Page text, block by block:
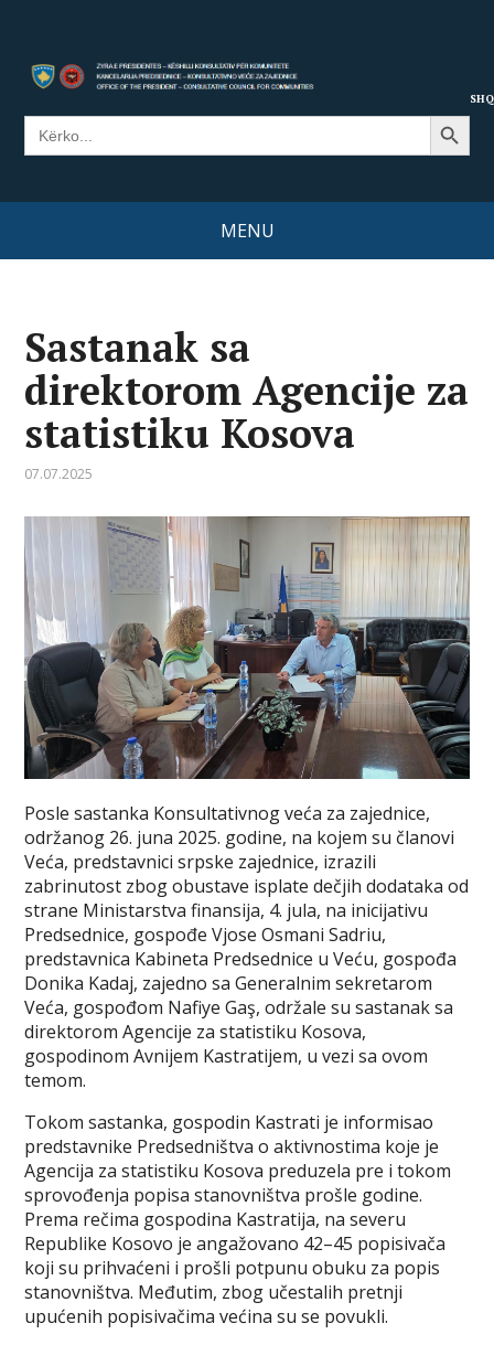
Search
for:
Search Button
MENU
Sastanak sa
direktorom Agencije za
statistiku Kosova
07.07.2025
Posle sastanka Konsultativnog veća za zajednice,
održanog 26. juna 2025. godine, na kojem su članovi
Veća, predstavnici srpske zajednice, izrazili
zabrinutost zbog obustave isplate dečjih dodataka od
strane Ministarstva finansija, 4. jula, na inicijativu
Predsednice, gospođe Vjose Osmani Sadriu,
predstavnica Kabineta Predsednice u Veću, gospođa
Donika Kadaj, zajedno sa Generalnim sekretarom
Veća, gospođom Nafiye Gaş, održale su sastanak sa
direktorom Agencije za statistiku Kosova,
gospodinom Avnijem Kastratijem, u vezi sa ovom
temom.
Tokom sastanka, gospodin Kastrati je informisao
predstavnike Predsedništva o aktivnostima koje je
Agencija za statistiku Kosova preduzela pre i tokom
sprovođenja popisa stanovništva prošle godine.
Prema rečima gospodina Kastratija, na severu
Republike Kosovo je angažovano 42–45 popisivača
koji su prihvaćeni i prošli potpunu obuku za popis
stanovništva. Međutim, zbog učestalih pretnji
upućenih popisivačima većina su se povukli.